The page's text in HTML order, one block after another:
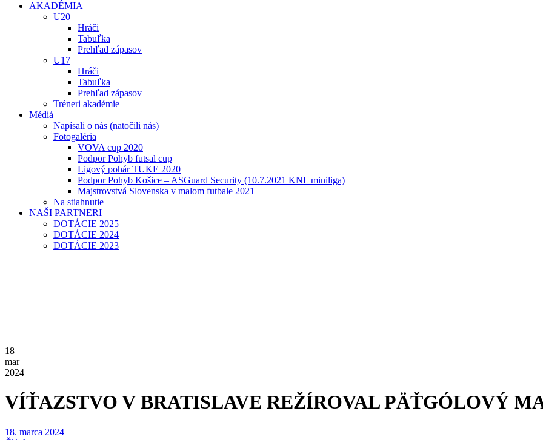
AKADÉMIA
U20
Hráči
Tabuľka
Prehľad zápasov
U17
Hráči
Tabuľka
Prehľad zápasov
Tréneri akadémie
Médiá
Napísali o nás (natočili nás)
Fotogaléria
VOVA cup 2020
Podpor Pohyb futsal cup
Ligový pohár TUKE 2020
Podpor Pohyb Košice – ASGuard Security (10.7.2021 KNL miniliga)
Majstrovstvá Slovenska v malom futbale 2021
Na stiahnutie
NAŠI PARTNERI
DOTÁCIE 2025
DOTÁCIE 2024
DOTÁCIE 2023
18
mar
2024
VÍŤAZSTVO V BRATISLAVE REŽÍROVAL PÄŤGÓLOVÝ
18. marca 2024